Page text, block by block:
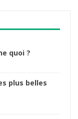
quoi ?
plus belles